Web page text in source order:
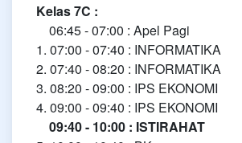
Kelas 7C :
06:45 - 07:00 : Apel Pagi
1. 07:00 - 07:40 : INFORMATIKA
2. 07:40 - 08:20 : INFORMATIKA
3. 08:20 - 09:00 : IPS EKONOMI
4. 09:00 - 09:40 : IPS EKONOMI
09:40 - 10:00 : ISTIRAHAT